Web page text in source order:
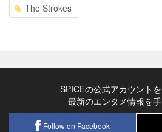
The Strokes
SPICEの公式アカウント
最新のエンタメ情報を
Follow on Facebook